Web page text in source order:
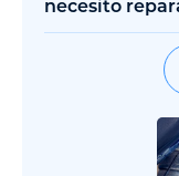
necesito